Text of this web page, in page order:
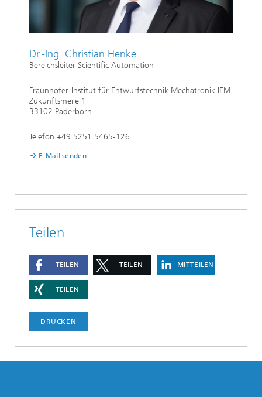
Dr.-Ing. Christian Henke
Bereichsleiter Scientific Automation
Fraunhofer-Institut für Entwurfstechnik Mechatronik IEM
Zukunftsmeile 1
33102 Paderborn
Telefon +49 5251 5465-126
E-Mail senden
Teilen
TEILEN TEILEN MITTEILEN
TEILEN
DRUCKEN